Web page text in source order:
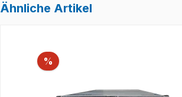
Ähnliche Artikel
% Rabatt